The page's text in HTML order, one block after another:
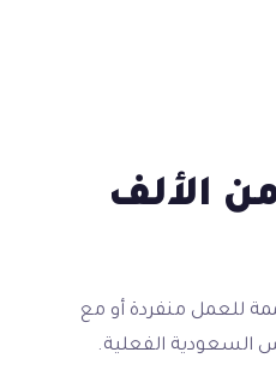
الألف
للعمل منفردة أو مع
الفعلية.